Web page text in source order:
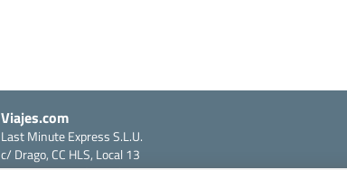
Viajes.com
Last Minute Express S.L.U.
c/ Drago, CC HLS, Local 13